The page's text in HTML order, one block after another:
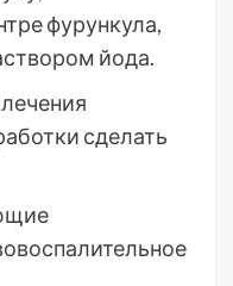
фурункула,
йода.
сделать